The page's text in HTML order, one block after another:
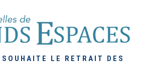
LE RETRAIT DES